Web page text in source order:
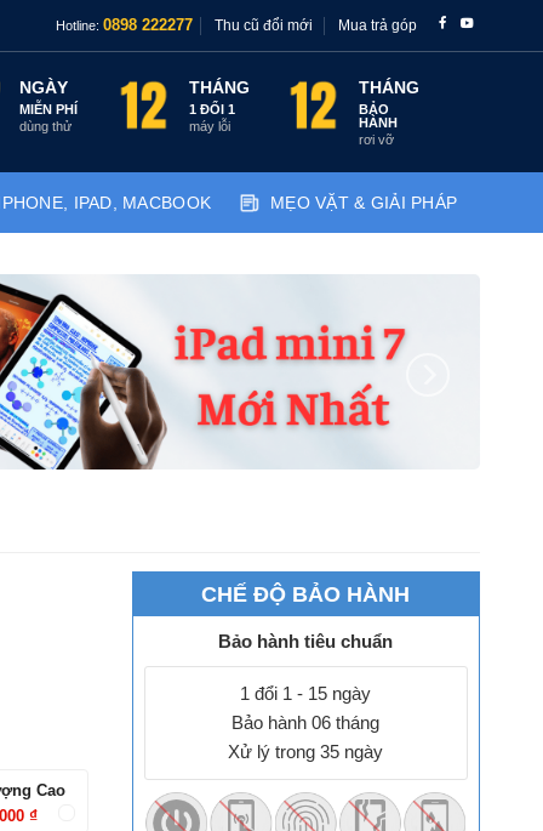
Hotline: 0898 222277 Thu cũ đổi mới Mua trả góp
NGÀY
MIỄN PHÍ
dùng thử
THÁNG
1 ĐỔI 1
máy lỗi
THÁNG
BẢO
HÀNH
rơi vỡ
IPAD, MACBOOK MẸO VẶT & GIẢI PHÁP
Cao
₫
CHẾ ĐỘ BẢO HÀNH
Bảo hành tiêu chuẩn
1 đổi 1 - 15 ngày
Bảo hành 06 tháng
Xử lý trong 35 ngày